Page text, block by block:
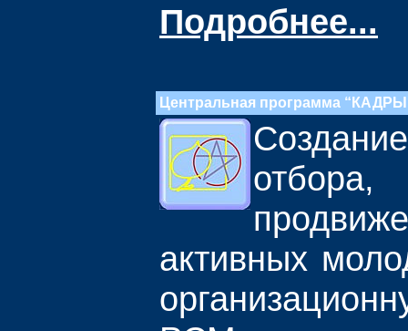
Подробнее...
Центральная программа
активных